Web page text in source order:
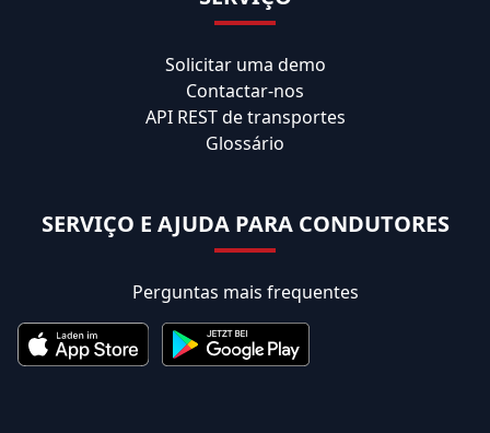
Solicitar uma demo
Contactar-nos
API REST de transportes
Glossário
SERVIÇO E AJUDA PARA CONDUTORES
Perguntas mais frequentes